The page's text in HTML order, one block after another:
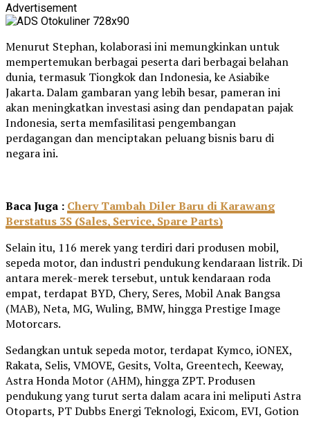
Advertisement
Menurut Stephan, kolaborasi ini memungkinkan untuk
mempertemukan berbagai peserta dari berbagai belahan
dunia, termasuk Tiongkok dan Indonesia, ke Asiabike
Jakarta. Dalam gambaran yang lebih besar, pameran ini
akan meningkatkan investasi asing dan pendapatan pajak
Indonesia, serta memfasilitasi pengembangan
perdagangan dan menciptakan peluang bisnis baru di
negara ini.
Baca Juga : Chery Tambah Diler Baru di Karawang
Berstatus 3S (Sales, Service, Spare Parts)
Selain itu, 116 merek yang terdiri dari produsen mobil,
sepeda motor, dan industri pendukung kendaraan listrik. Di
antara merek-merek tersebut, untuk kendaraan roda
empat, terdapat BYD, Chery, Seres, Mobil Anak Bangsa
(MAB), Neta, MG, Wuling, BMW, hingga Prestige Image
Motorcars.
Sedangkan untuk sepeda motor, terdapat Kymco, iONEX,
Rakata, Selis, VMOVE, Gesits, Volta, Greentech, Keeway,
Astra Honda Motor (AHM), hingga ZPT. Produsen
pendukung yang turut serta dalam acara ini meliputi Astra
Otoparts, PT Dubbs Energi Teknologi, Exicom, EVI, Gotion